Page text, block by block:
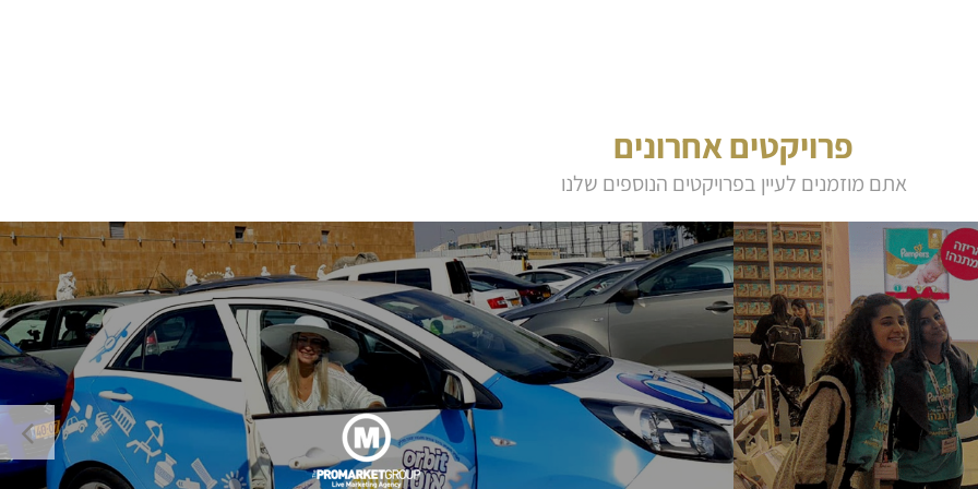
פרויקטים אחרונים
אתם מוזמנים לעיין בפרויקטים הנוספים שלנו
הכוונה ומשיכת לקוחות לעמדה, הסברה
דיילות "ביזנס קלאס דיילות" מסתובבות עם טאבלטים בסופרמרקטים נבחרים, ורושמות אנשים להגרלה נושאת פרס - חופשה זוגית ביוון -
בקנייה של מארז אורביט לרכב.